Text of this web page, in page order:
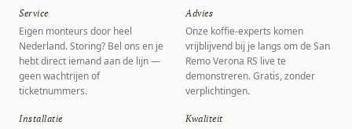
Service
Eigen monteurs door heel
Nederland. Storing? Bel ons en je
hebt direct iemand aan de lijn —
geen wachtrijen of
ticketnummers.
Advies
Onze koffie-experts komen
vrijblijvend bij je langs om de San
Remo Verona RS live te
demonstreren. Gratis, zonder
verplichtingen.
Installatie Kwaliteit